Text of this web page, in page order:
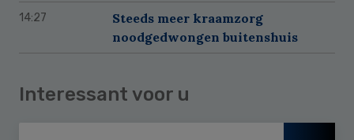
14:27
Steeds meer kraamzorg
noodgedwongen buitenshuis
Interessant voor u